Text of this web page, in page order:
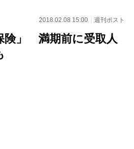
2018.02.08 15:00 週刊ポスト
険」 満期前に受取人